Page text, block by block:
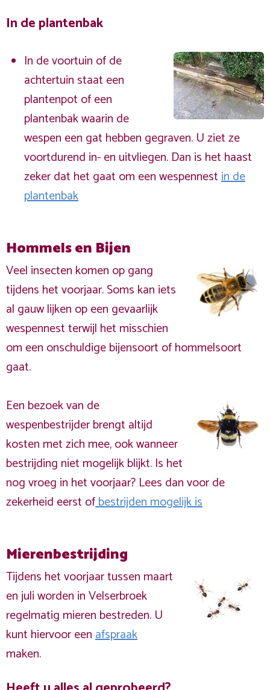
In de plantenbak
In de voortuin of de
achtertuin staat een
plantenpot of een
plantenbak waarin de
wespen een gat hebben gegraven. U ziet ze
voortdurend in- en uitvliegen. Dan is het haast
zeker dat het gaat om een wespennestin de
plantenbak
Hommels en Bijen
Veel insecten komen op gang
tijdens het voorjaar. Soms kan iets
al gauw lijken op een gevaarlijk
wespennest terwijl het misschien
om een onschuldige bijensoort of hommelsoort
gaat.
Een bezoek van de
wespenbestrijder brengt altijd
kosten met zich mee, ook wanneer
bestrijding niet mogelijk blijkt. Is het
nog vroeg in het voorjaar? Lees dan voor de
zekerheid eerst ofbestrijden mogelijk is
Mierenbestrijding
Tijdens het voorjaar tussen maart
en juli worden in Velserbroek
regelmatig mieren bestreden. U
kunt hiervoor eenafspraak
maken.